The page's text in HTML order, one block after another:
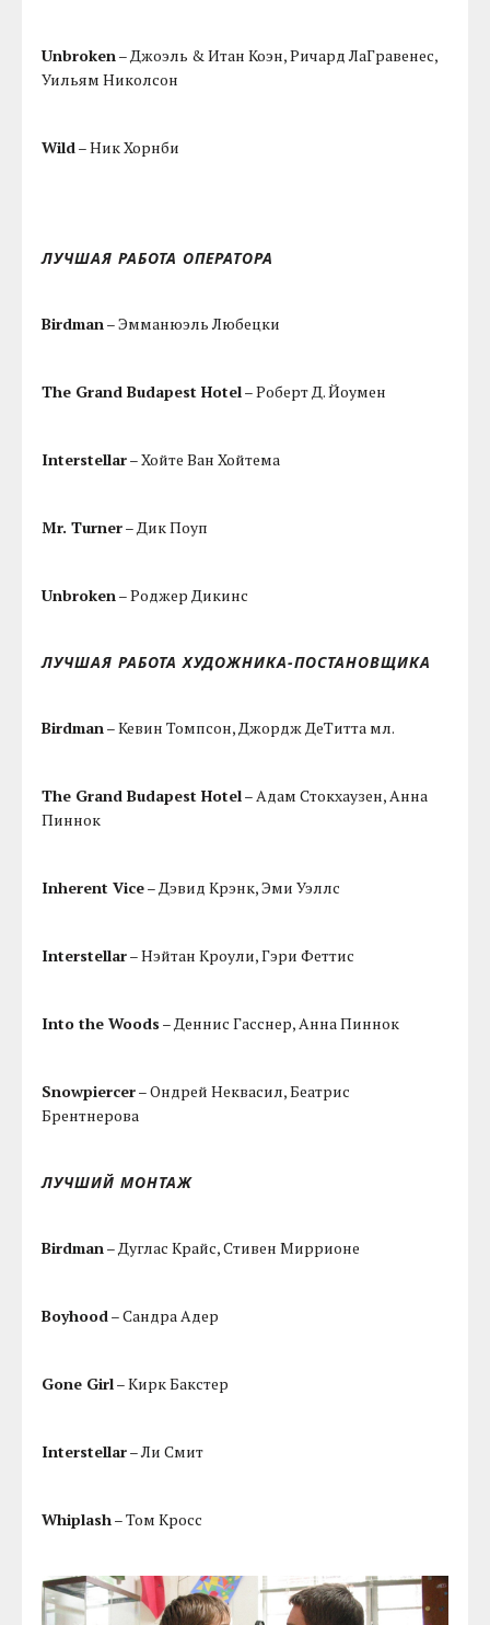
Unbroken– Джоэль & Итан Коэн, Ричард ЛаГравенес,
Уильям Николсон
Wild– Ник Хорнби
ЛУЧШАЯ РАБОТА ОПЕРАТОРА
Birdman– Эмманюэль Любецки
The Grand Budapest Hotel– Роберт Д. Йоумен
Interstellar– Хойте Ван Хойтема
Mr. Turner– Дик Поуп
Unbroken– Роджер Дикинс
ЛУЧШАЯ РАБОТА ХУДОЖНИКА-ПОСТАНОВЩИКА
Birdman– Кевин Томпсон, Джордж ДеТитта мл.
The Grand Budapest Hotel– Адам Стокхаузен, Анна
Пиннок
Inherent Vice– Дэвид Крэнк, Эми Уэллс
Interstellar– Нэйтан Кроули, Гэри Феттис
Into the Woods – Деннис Гасснер, Анна Пиннок
Snowpiercer– Ондрей Неквасил, Беатрис
Брентнерова
ЛУЧШИЙ МОНТАЖ
Birdman– Дуглас Крайс, Стивен Миррионе
Boyhood– Сандра Адер
Gone Girl– Кирк Бакстер
Interstellar– Ли Смит
Whiplash– Том Кросс